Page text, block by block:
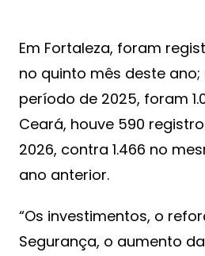
Em Fortaleza, foram
no quinto mês deste
período de 2025, foram
Ceará, houve 590
2026, contra 1.466 no
ano anterior.
“Os investimentos, o
Segurança, o aumento